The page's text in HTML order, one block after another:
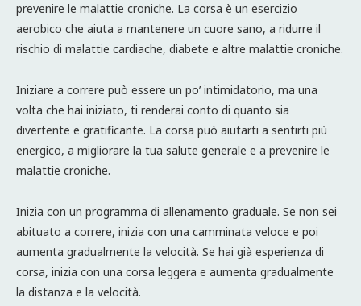
prevenire le malattie croniche. La corsa è un esercizio
aerobico che aiuta a mantenere un cuore sano, a ridurre il
rischio di malattie cardiache, diabete e altre malattie croniche.
Iniziare a correre può essere un po’ intimidatorio, ma una
volta che hai iniziato, ti renderai conto di quanto sia
divertente e gratificante. La corsa può aiutarti a sentirti più
energico, a migliorare la tua salute generale e a prevenire le
malattie croniche.
Inizia con un programma di allenamento graduale. Se non sei
abituato a correre, inizia con una camminata veloce e poi
aumenta gradualmente la velocità. Se hai già esperienza di
corsa, inizia con una corsa leggera e aumenta gradualmente
la distanza e la velocità.